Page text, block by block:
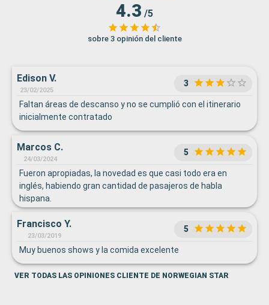
4.3 /5
sobre 3 opinión del cliente
Edison V.
23/02/2025
3
Faltan áreas de descanso y no se cumplió con el itinerario
inicialmente contratado
Marcos C.
24/03/2024
5
Fueron apropiadas, la novedad es que casi todo era en
inglés, habiendo gran cantidad de pasajeros de habla
hispana.
Francisco Y.
23/03/2019
5
Muy buenos shows y la comida excelente
VER TODAS LAS OPINIONES CLIENTE DE NORWEGIAN STAR